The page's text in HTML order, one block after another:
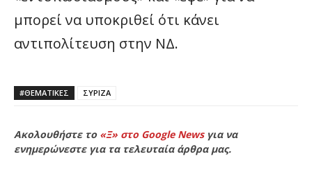
μπορεί να υποκριθεί ότι κάνει
αντιπολίτευση στην ΝΔ.
#ΘΕΜΑΤΙΚΈΣ ΣΥΡΙΖΑ
Ακολουθήστε το «Ξ» στο Google Newsγια να
ενημερώνεστε για τα τελευταία άρθρα μας.